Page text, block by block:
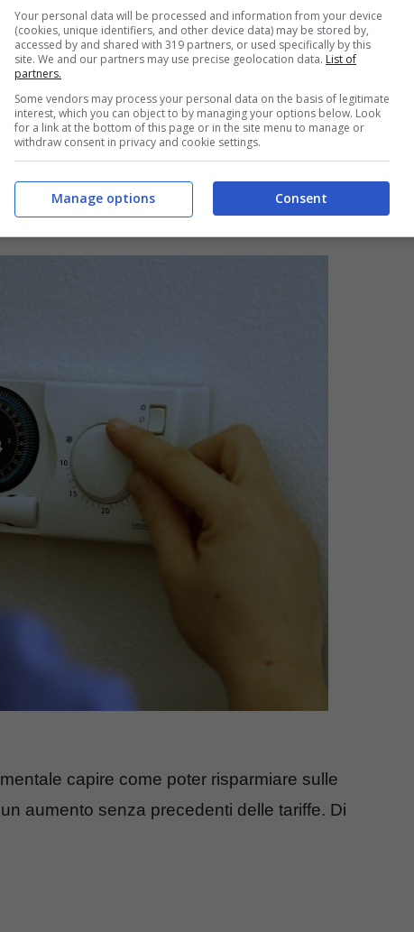
capire come poter risparmiare sulle
aumento senza precedenti delle tariffe. Di
Your personal data will be processed and information from your device
(cookies, unique identifiers, and other device data) may be stored by,
accessed by and shared with 319 partners, or used specifically by this
site. We and our partners may use precise geolocation data. List of
partners.
Some vendors may process your personal data on the basis of legitimate
interest, which you can object to by managing your options below. Look
for a link at the bottom of this page or in the site menu to manage or
withdraw consent in privacy and cookie settings.
Consent
Manage options